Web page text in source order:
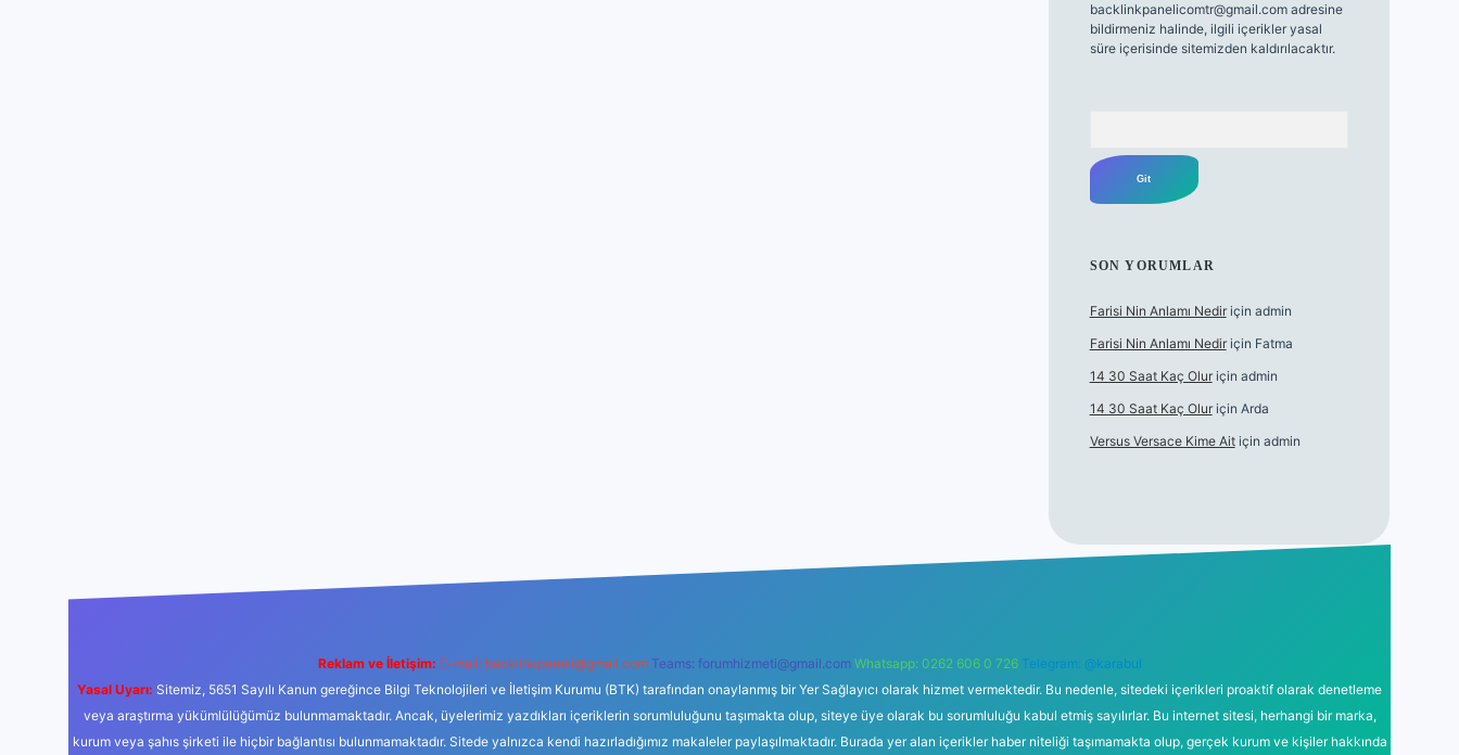
backlinkpanelicomtr@gmail.comadresine
bildirmeniz halinde, ilgili içerikler yasal
süre içerisinde sitemizden kaldırılacaktır.
SON YORUMLAR
Farisi Nin Anlamı Nediriçin admin
Farisi Nin Anlamı Nediriçin Fatma
14 30 Saat Kaç Oluriçin admin
14 30 Saat Kaç Oluriçin Arda
Versus Versace Kime Aitiçin admin
Reklam ve İletişim: E-mail: backlinkpaneli@gmail.com Teams: forumhizmeti@gmail.com Whatsapp: 0262 606 0 726 Telegram: @karabul
Yasal Uyarı: Sitemiz, 5651 Sayılı Kanun gereğince Bilgi Teknolojileri ve İletişim Kurumu (BTK) tarafından onaylanmış bir Yer Sağlayıcı olarak hizmet vermektedir. Bu nedenle, sitedeki içerikleri proaktif olarak denetleme
veya araştırma yükümlülüğümüz bulunmamaktadır. Ancak, üyelerimiz yazdıkları içeriklerin sorumluluğunu taşımakta olup, siteye üye olarak bu sorumluluğu kabul etmiş sayılırlar. Bu internet sitesi, herhangi bir marka,
kurum veya şahıs şirketi ile hiçbir bağlantısı bulunmamaktadır. Sitede yalnızca kendi hazırladığımız makaleler paylaşılmaktadır. Burada yer alan içerikler haber niteliği taşımamakta olup, gerçek kurum ve kişiler hakkında